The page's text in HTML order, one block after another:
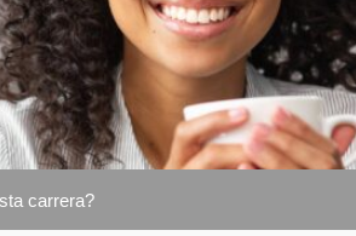
Sonido
y Sociedad
carrera?